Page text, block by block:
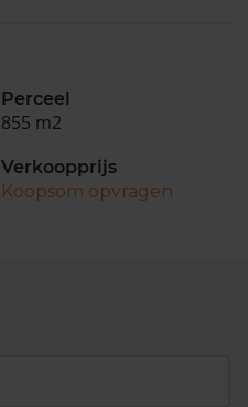
Perceel
855 m2
Verkoopprijs
Koopsom opvragen